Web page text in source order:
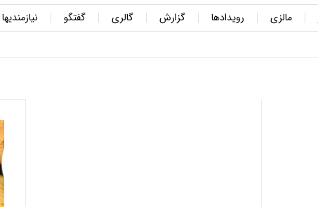
مالزی رویدادها گزارش گالری گفتگو
نیازمندیها